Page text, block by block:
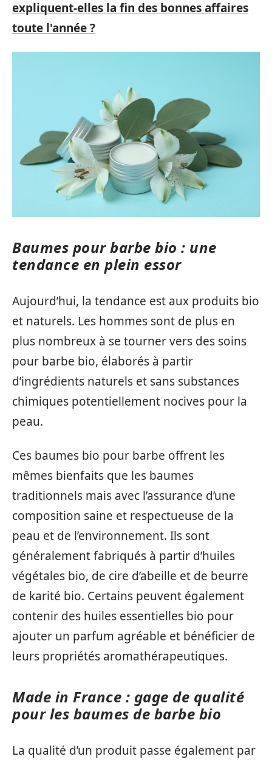
expliquent-elles la fin des bonnes affaires
toute l'année ?
Baumes pour barbe bio : une
tendance en plein essor
Aujourd’hui, la tendance est aux produits bio
et naturels. Les hommes sont de plus en
plus nombreux à se tourner vers des soins
pour barbe bio, élaborés à partir
d’ingrédients naturels et sans substances
chimiques potentiellement nocives pour la
peau.
Ces baumes bio pour barbe offrent les
mêmes bienfaits que les baumes
traditionnels mais avec l’assurance d’une
composition saine et respectueuse de la
peau et de l’environnement. Ils sont
généralement fabriqués à partir d’huiles
végétales bio, de cire d’abeille et de beurre
de karité bio. Certains peuvent également
contenir des huiles essentielles bio pour
ajouter un parfum agréable et bénéficier de
leurs propriétés aromathérapeutiques.
Made in France : gage de qualité
pour les baumes de barbe bio
La qualité d’un produit passe également par